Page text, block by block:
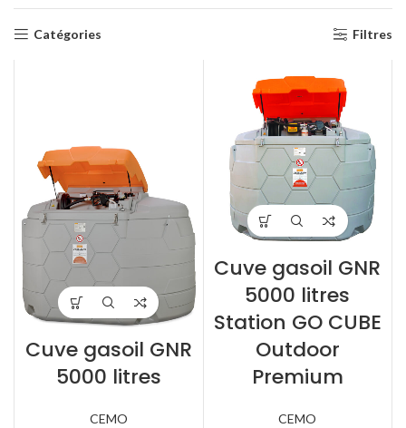
Catégories Filtres
Cuve gasoil GNR
5000 litres
CEMO
Cuve gasoil GNR
5000 litres
Station GO CUBE
Outdoor
Premium
CEMO